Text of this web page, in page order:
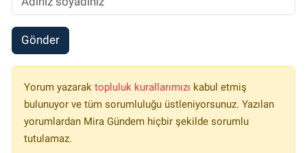
Gönder
Yorum yazarak topluluk kurallarımızı kabul etmiş
bulunuyor ve tüm sorumluluğu üstleniyorsunuz. Yazılan
yorumlardan Mira Gündem hiçbir şekilde sorumlu
tutulamaz.